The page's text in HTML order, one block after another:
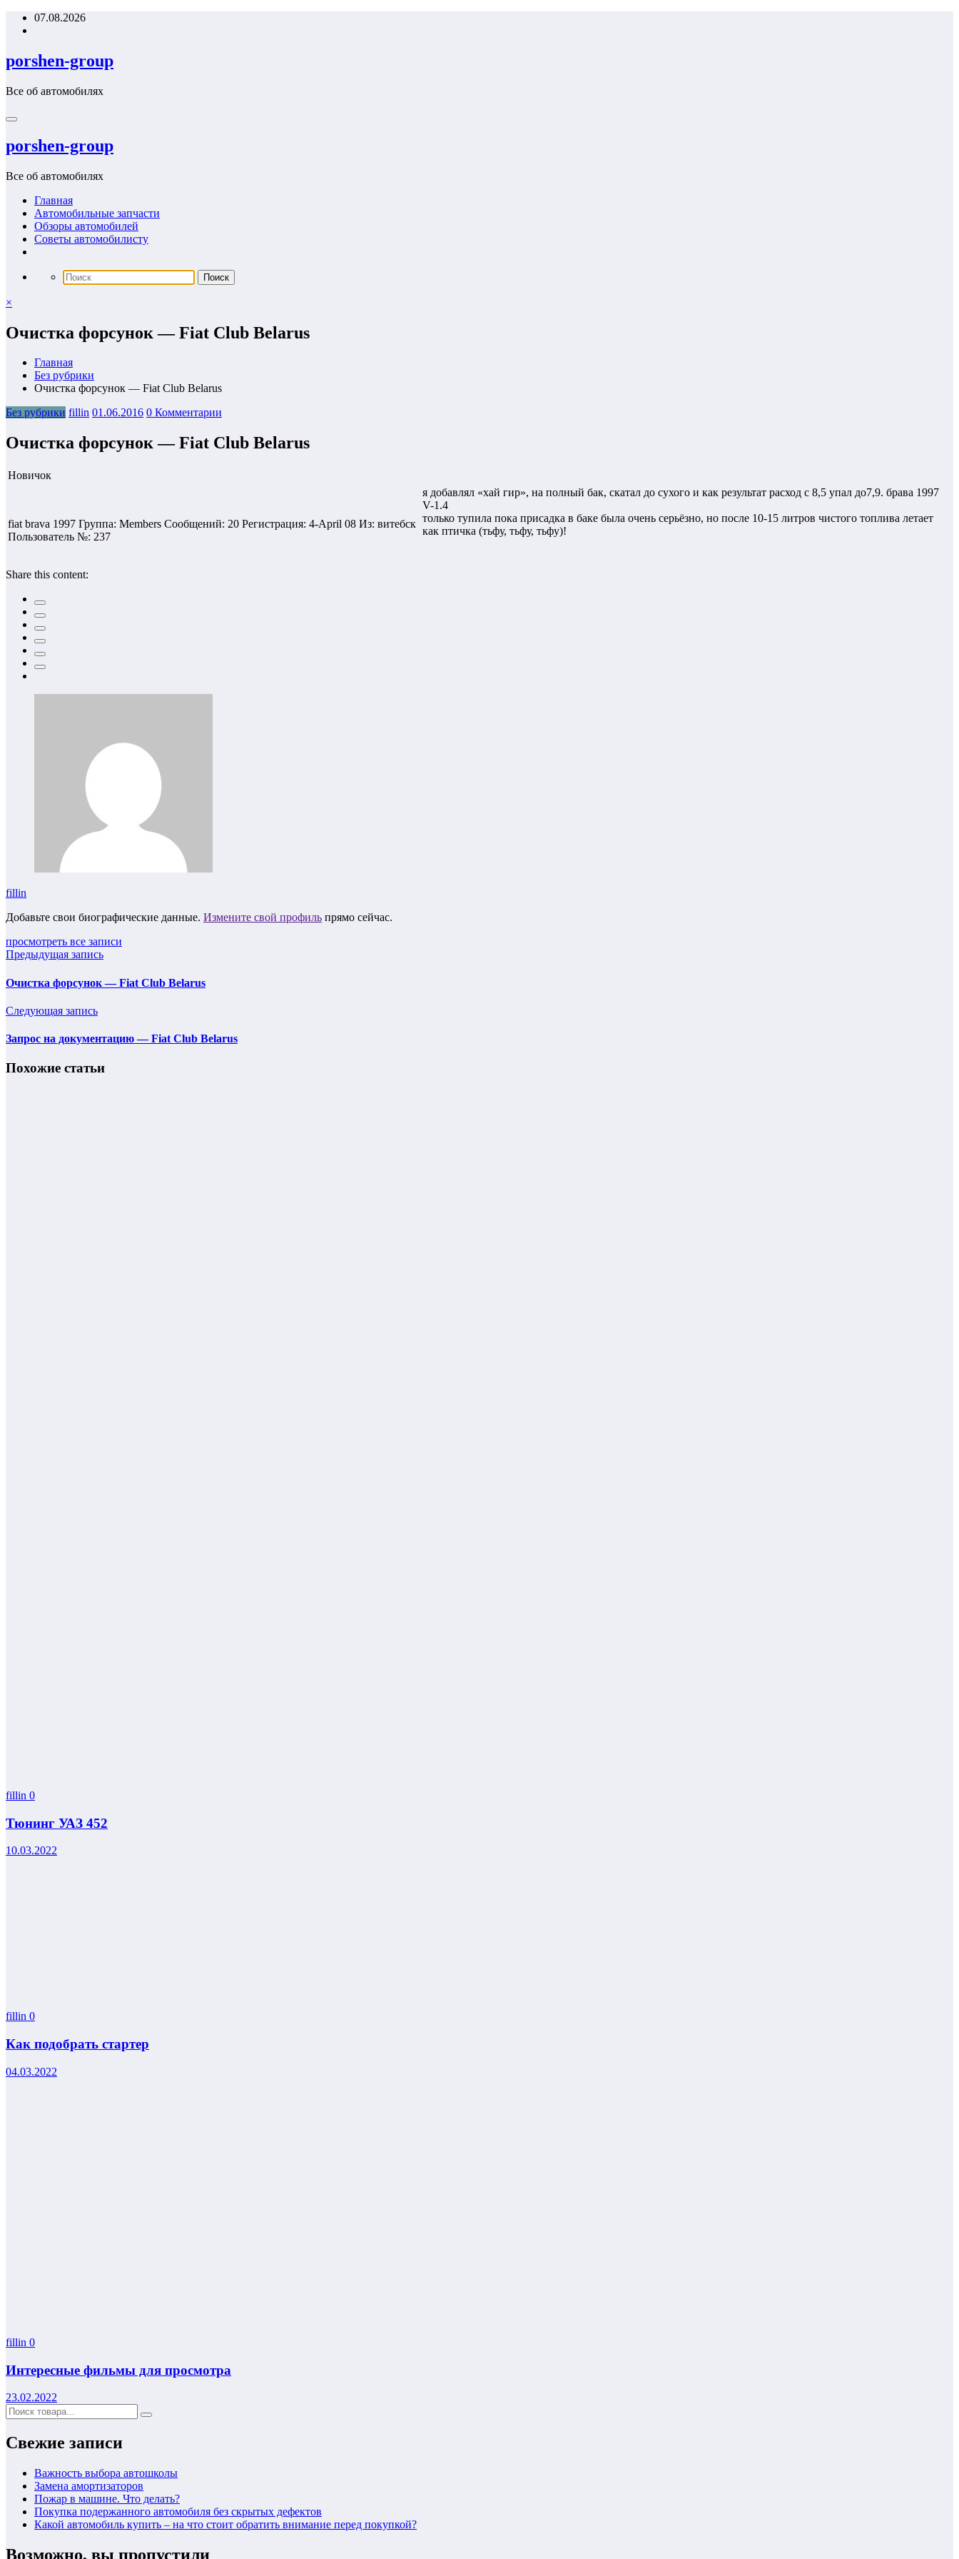
Перейти07.08.2026
porshen-group
Все об автомобилях
porshen-group
Все об автомобилях
Главная
Автомобильные запчасти
Обзоры автомобилей
Советы автомобилисту
×
Очистка форсунок — Fiat Club Belarus
Главная
Без рубрики
Очистка форсунок — Fiat Club Belarus
Без рубрики fillin 01.06.2016 0 Комментарии
Очистка форсунок — Fiat Club Belarus
Новичок
fiat brava 1997 Группа: Members Сообщений: 20 Регистрация: 4-April 08 Из: витебск
Пользователь №: 237
я добавлял «хай гир», на полный бак, скатал до сухого и как результат расход с 8,5 упал до7,9. брава 1997
V-1.4
только тупила пока присадка в баке была очень серьёзно, но после 10-15 литров чистого топлива летает
как птичка (тьфу, тьфу, тьфу)!
Share this content:
fillin
Добавьте свои биографические данные. Измените свой профиль прямо сейчас.
просмотреть все записи
Предыдущая запись
Очистка форсунок — Fiat Club Belarus
Следующая запись
Запрос на документацию — Fiat Club Belarus
Похожие статьи
fillin 0
Тюнинг УАЗ 452
10.03.2022
fillin 0
Как подобрать стартер
04.03.2022
fillin 0
Интересные фильмы для просмотра
23.02.2022
Свежие записи
Важность выбора автошколы
Замена амортизаторов
Пожар в машине. Что делать?
Покупка подержанного автомобиля без скрытых дефектов
Какой автомобиль купить – на что стоит обратить внимание перед покупкой?
Возможно, вы пропустили